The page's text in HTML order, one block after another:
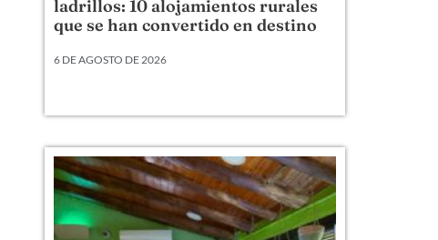
ladrillos: 10 alojamientos rurales
que se han convertido en destino
6 DE AGOSTO DE 2026